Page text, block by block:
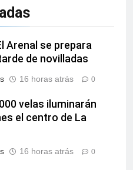
Arenal se prepara
de novilladas
16 horas atrás 0
velas iluminarán
el centro de La
16 horas atrás 0